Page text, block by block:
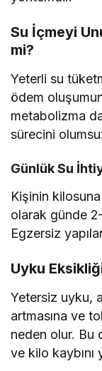
Su İçmeyi
mi?
Yeterli su
ödem
metabolizma
sürecini
Günlük Su
Kişinin
olarak günde
Egzersiz
Uyku
Yetersiz uyku,
artmasına ve
neden olur. Bu
ve kilo kaybını